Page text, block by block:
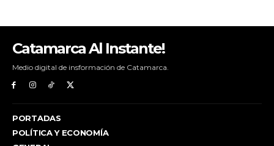
Catamarca Al Instante!
Medio digital de insformación de Catamarca.
PORTADAS
POLÍTICA Y ECONOMÍA